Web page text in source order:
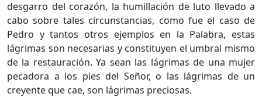
desgarro del corazón, la humillación de luto llevado a
cabo sobre tales circunstancias, como fue el caso de
Pedro y tantos otros ejemplos en la Palabra, estas
lágrimas son necesarias y constituyen el umbral mismo
de la restauración. Ya sean las lágrimas de una mujer
pecadora a los pies del Señor, o las lágrimas de un
creyente que cae, son lágrimas preciosas.